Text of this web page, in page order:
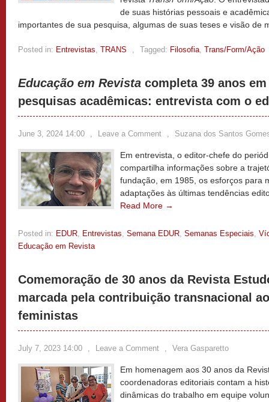
de suas histórias pessoais e
importantes de sua pesquisa, algumas de suas teses e visão de
Posted in: Entrevistas, TRANS , Tagged: Filosofia, Trans/Form/Ação
Educação em Revista completa 39 anos
pesquisas acadêmicas: entrevista com o
June 3, 2024 14:00 , Leave a Comment , Suzana dos Santos
Em entrevista, o editor-chefe do
compartilha informações sobre a
fundação, em 1985, os esforços para
adaptações às últimas tendências
Read More →
Posted in: EDUR, Entrevistas, Semana EDUR, Semanas Especiais,
Educação em Revista
Comemoração de 30 anos da Revista
marcada pela contribuição transnacional
feministas
July 7, 2023 14:00 , Leave a Comment , Vera Gasparetto
Em homenagem aos 30 anos da
coordenadoras editoriais contam a
dinâmicas do trabalho em equipe